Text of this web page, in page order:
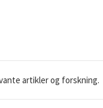
artikler og forskning.